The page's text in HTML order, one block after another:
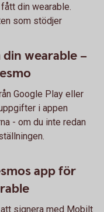
din wearable.
som stödjer
wearable –
Google Play eller
i appen
- om du inte redan
app för
signera med Mobilt